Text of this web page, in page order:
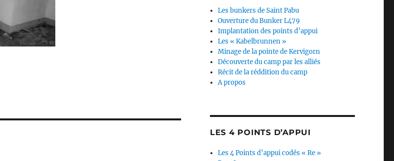
Les bunkers de Saint Pabu
Ouverture du Bunker L479
Implantation des points d’appui
Les « Kabelbrunnen »
Minage de la pointe de Kervigorn
Découverte du camp par les alliés
Récit de la réddition du camp
A propos
LES 4 POINTS D’APPUI
Les 4 Points d’appui codés « Re »